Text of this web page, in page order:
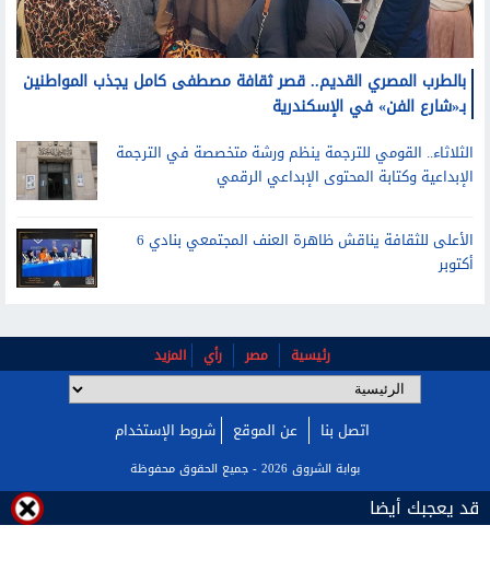
قد يعجبك أيضا
بالطرب المصري القديم.. قصر ثقافة مصطفى كامل يجذب المواطنين
بـ«شارع الفن» في الإسكندرية
الثلاثاء.. القومي للترجمة ينظم ورشة متخصصة في الترجمة
الإبداعية وكتابة المحتوى الإبداعي الرقمي
الأعلى للثقافة يناقش ظاهرة العنف المجتمعي بنادي 6
أكتوبر
رئيسية مصر رأي المزيد
اتصل بنا عن الموقع شروط الإستخدام
بوابة الشروق 2026 - جميع الحقوق محفوظة